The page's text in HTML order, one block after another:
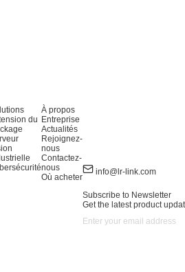
du
À propos
Entreprise
Actualités
Rejoignez-
nous
Contactez-
nous
Où acheter
info@lr-link.com
Subscribe to Newsletter
Get the latest product